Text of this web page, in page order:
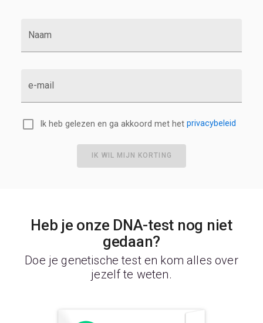
Naam
e-mail
Ik heb gelezen en ga akkoord met het privacybeleid
IK WIL MIJN KORTING
Heb je onze DNA-test nog niet
gedaan?
Doe je genetische test en kom alles over
jezelf te weten.